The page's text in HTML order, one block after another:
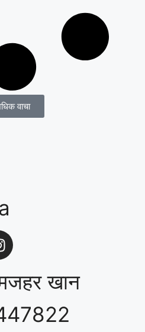
वाचा
खान